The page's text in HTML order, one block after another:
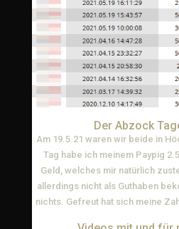
Der Abzock
Am 19.5.21 waren wir beide in
Tag habe ich meinem Paypig
Geld, welches mir natürlich
allerdings nicht als Guthaben
nichts. Gefreut hat sich meine